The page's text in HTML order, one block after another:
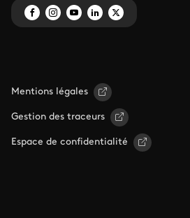
Mentions légales
Gestion des traceurs
Espace de confidentialité